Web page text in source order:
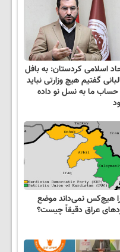
اسلامی کردستان: به بافل
گفتیم هیچ وزارتی نباید
حساب ما به نسل نو داده
هیچ‌کس نمی‌داند موضع
عراق دقیقاً چیست؟